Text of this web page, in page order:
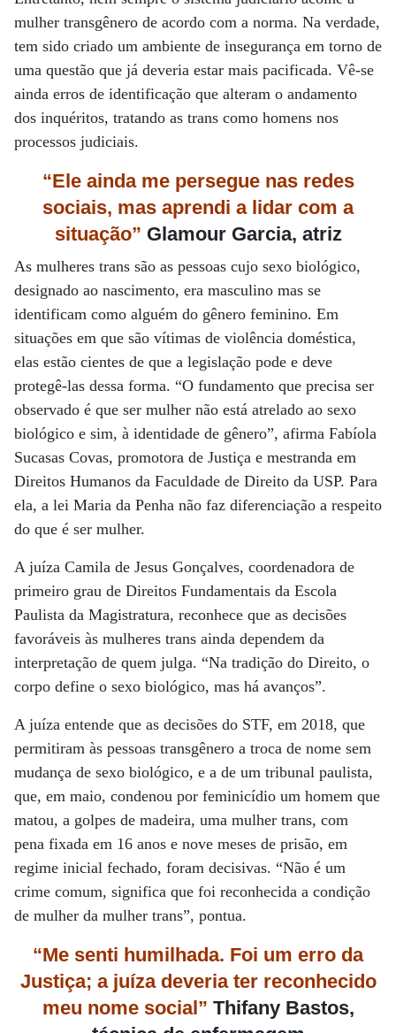
mulher transgênero de acordo com a norma. Na verdade,
tem sido criado um ambiente de insegurança em torno de
uma questão que já deveria estar mais pacificada. Vê-se
ainda erros de identificação que alteram o andamento
dos inquéritos, tratando as trans como homens nos
processos judiciais.
“Ele ainda me persegue nas redes
sociais, mas aprendi a lidar com a
situação” Glamour Garcia, atriz
As mulheres trans são as pessoas cujo sexo biológico,
designado ao nascimento, era masculino mas se
identificam como alguém do gênero feminino. Em
situações em que são vítimas de violência doméstica,
elas estão cientes de que a legislação pode e deve
protegê-las dessa forma. “O fundamento que precisa ser
observado é que ser mulher não está atrelado ao sexo
biológico e sim, à identidade de gênero”, afirma Fabíola
Sucasas Covas, promotora de Justiça e mestranda em
Direitos Humanos da Faculdade de Direito da USP. Para
ela, a lei Maria da Penha não faz diferenciação a respeito
do que é ser mulher.
A juíza Camila de Jesus Gonçalves, coordenadora de
primeiro grau de Direitos Fundamentais da Escola
Paulista da Magistratura, reconhece que as decisões
favoráveis às mulheres trans ainda dependem da
interpretação de quem julga. “Na tradição do Direito, o
corpo define o sexo biológico, mas há avanços”.
A juíza entende que as decisões do STF, em 2018, que
permitiram às pessoas transgênero a troca de nome sem
mudança de sexo biológico, e a de um tribunal paulista,
que, em maio, condenou por feminicídio um homem que
matou, a golpes de madeira, uma mulher trans, com
pena fixada em 16 anos e nove meses de prisão, em
regime inicial fechado, foram decisivas. “Não é um
crime comum, significa que foi reconhecida a condição
de mulher da mulher trans”, pontua.
“Me senti humilhada. Foi um erro da
Justiça; a juíza deveria ter reconhecido
meu nome social” Thifany Bastos,